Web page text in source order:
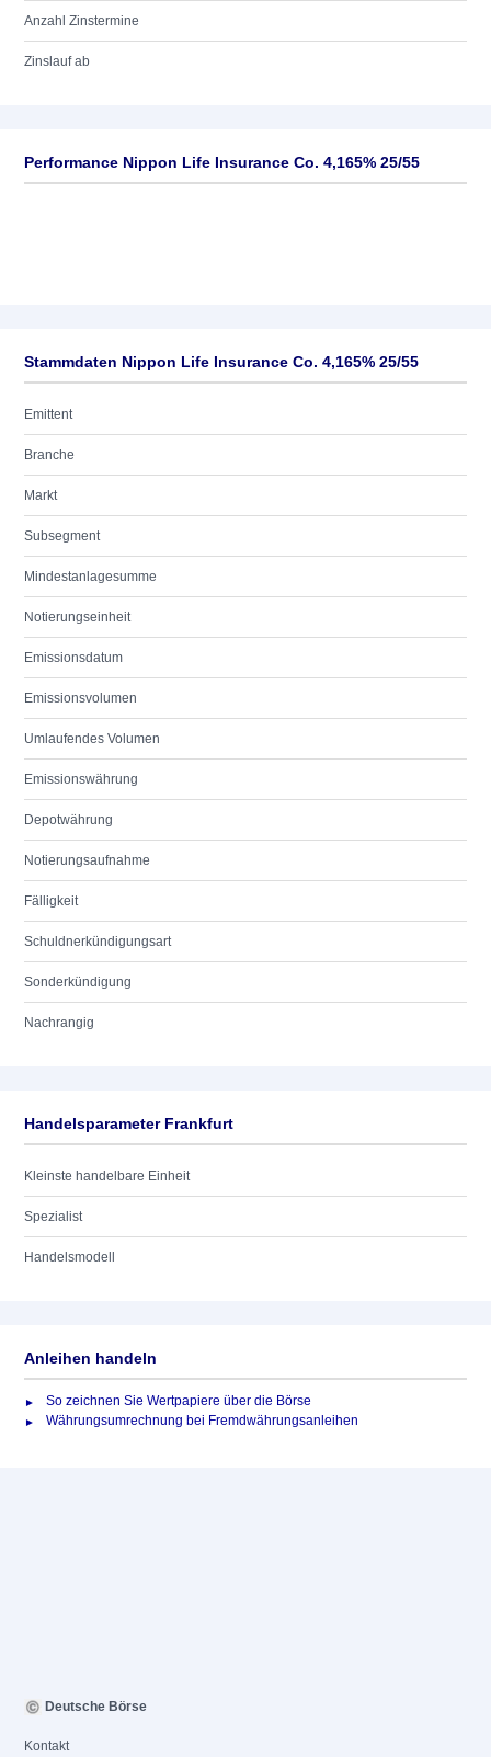
Anzahl Zinstermine
Zinslauf ab
Performance Nippon Life Insurance Co. 4,165% 25/55
Stammdaten Nippon Life Insurance Co. 4,165% 25/55
Emittent
Branche
Markt
Subsegment
Mindestanlagesumme
Notierungseinheit
Emissionsdatum
Emissionsvolumen
Umlaufendes Volumen
Emissionswährung
Depotwährung
Notierungsaufnahme
Fälligkeit
Schuldnerkündigungsart
Sonderkündigung
Nachrangig
Handelsparameter Frankfurt
Kleinste handelbare Einheit
Spezialist
Handelsmodell
Anleihen handeln
So zeichnen Sie Wertpapiere über die Börse
Währungsumrechnung bei Fremdwährungsanleihen
Deutsche Börse
Kontakt